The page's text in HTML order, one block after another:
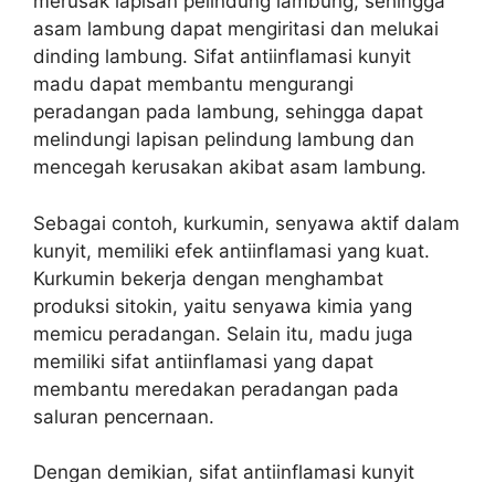
asam lambung dapat mengiritasi dan melukai
dinding lambung. Sifat antiinflamasi kunyit
madu dapat membantu mengurangi
peradangan pada lambung, sehingga dapat
melindungi lapisan pelindung lambung dan
mencegah kerusakan akibat asam lambung.
Sebagai contoh, kurkumin, senyawa aktif dalam
kunyit, memiliki efek antiinflamasi yang kuat.
Kurkumin bekerja dengan menghambat
produksi sitokin, yaitu senyawa kimia yang
memicu peradangan. Selain itu, madu juga
memiliki sifat antiinflamasi yang dapat
membantu meredakan peradangan pada
saluran pencernaan.
Dengan demikian, sifat antiinflamasi kunyit